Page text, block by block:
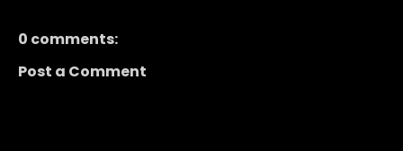
0 comments:
Post a Comment